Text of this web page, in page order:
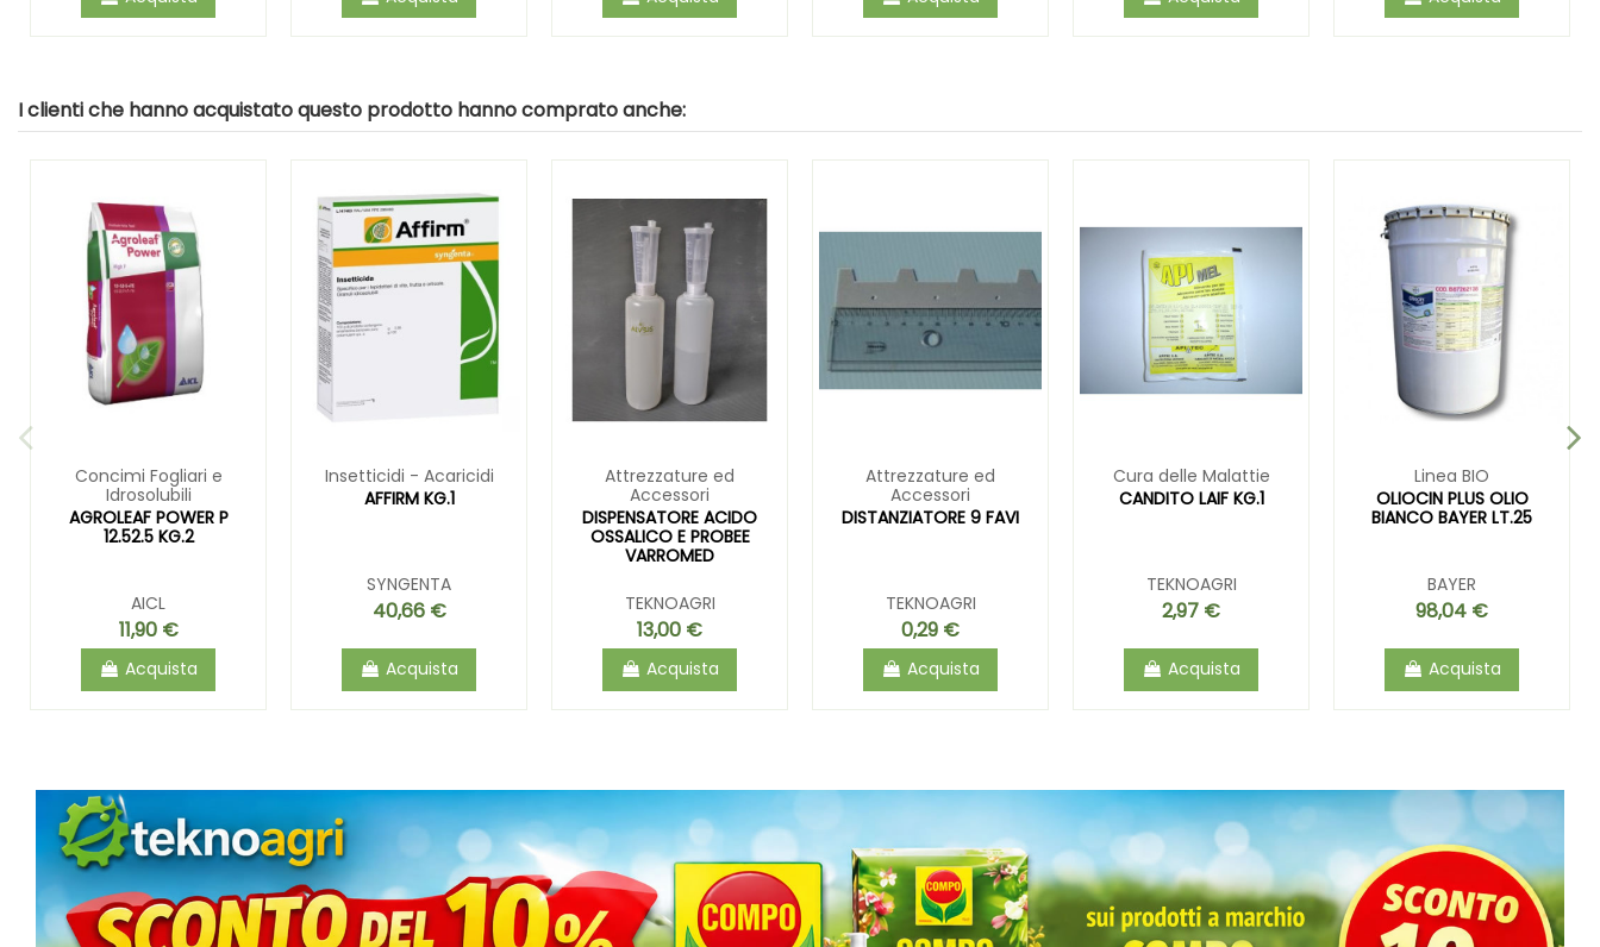
I clienti che hanno acquistato questo prodotto hanno comprato anche:
Concimi Fogliari e
Idrosolubili
AGROLEAF POWER P
12.52.5 KG.2
AICL
11,90 €
Acquista
Insetticidi - Acaricidi
AFFIRM KG.1
SYNGENTA
40,66 €
Acquista
Attrezzature ed
Accessori
DISPENSATORE ACIDO
OSSALICO E PROBEE
VARROMED
TEKNOAGRI
13,00 €
Acquista
Attrezzature ed
Accessori
DISTANZIATORE 9 FAVI
TEKNOAGRI
0,29 €
Acquista
Cura delle Malattie
CANDITO LAIF KG.1
TEKNOAGRI
2,97 €
Acquista
Linea BIO
OLIOCIN PLUS OLIO
BIANCO BAYER LT.25
BAYER
98,04 €
Acquista